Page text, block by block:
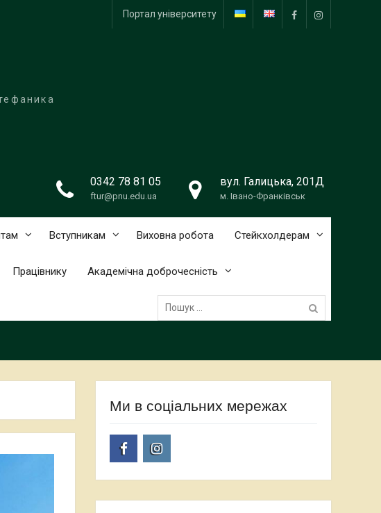
FacebookInstagram
Портал університету
0342 78 81 05
ftur@pnu.edu.ua
вул. Галицька, 201Д
м. Івано-Франківськ
Вступникам Виховна робота Стейкхолдерам
Працівнику Академічна доброчесність
Пошук:
Ми в соціальних мережах